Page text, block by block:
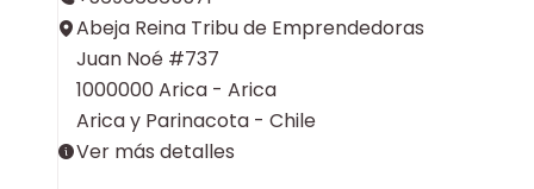
Abeja Reina Tribu de Emprendedoras
Juan Noé #737
1000000 Arica - Arica
Arica y Parinacota - Chile
Ver más detalles